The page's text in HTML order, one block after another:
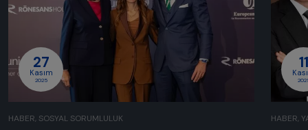
27
Kasım
2025
HABER, SOSYAL SORUMLULUK
11
HABER,